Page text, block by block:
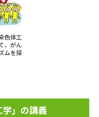
色体工
、がん
ムを探
」の講義